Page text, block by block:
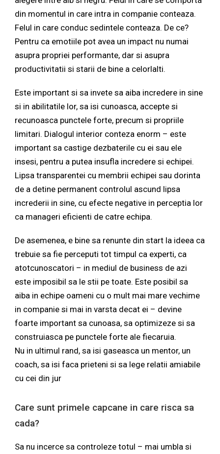
din momentul in care intra in companie conteaza.
Felul in care conduc sedintele conteaza. De ce?
Pentru ca emotiile pot avea un impact nu numai
asupra propriei performante, dar si asupra
productivitatii si starii de bine a celorlalti.
Este important si sa invete sa aiba incredere in sine
si in abilitatile lor, sa isi cunoasca, accepte si
recunoasca punctele forte, precum si propriile
limitari. Dialogul interior conteza enorm – este
important sa castige dezbaterile cu ei sau ele
insesi, pentru a putea insufla incredere si echipei.
Lipsa transparentei cu membrii echipei sau dorinta
de a detine permanent controlul ascund lipsa
increderii in sine, cu efecte negative in perceptia lor
ca manageri eficienti de catre echipa.
De asemenea, e bine sa renunte din start la ideea ca
trebuie sa fie perceputi tot timpul ca experti, ca
atotcunoscatori – in mediul de business de azi
este imposibil sa le stii pe toate. Este posibil sa
aiba in echipe oameni cu o mult mai mare vechime
in companie si mai in varsta decat ei – devine
foarte important sa cunoasa, sa optimizeze si sa
construiasca pe punctele forte ale fiecaruia.
Nu in ultimul rand, sa isi gaseasca un mentor, un
coach, sa isi faca prieteni si sa lege relatii amiabile
cu cei din jur
Care sunt primele capcane in care risca sa
cada?
Sa nu incerce sa controleze totul – mai umbla si